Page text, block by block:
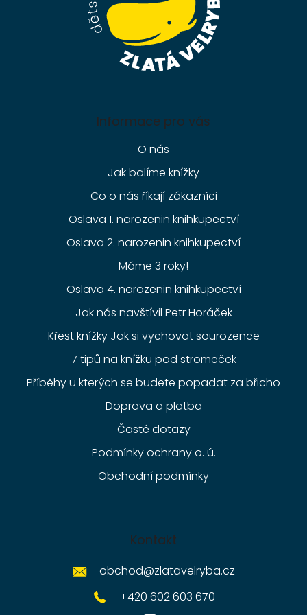
Informace pro vás
O nás
Jak balíme knížky
Co o nás říkají zákazníci
Oslava 1. narozenin knihkupectví
Oslava 2. narozenin knihkupectví
Máme 3 roky!
Oslava 4. narozenin knihkupectví
Jak nás navštívil Petr Horáček
Křest knížky Jak si vychovat sourozence
7 tipů na knížku pod stromeček
Příběhy u kterých se budete popadat za břicho
Doprava a platba
Časté dotazy
Podmínky ochrany o. ú.
Obchodní podmínky
Kontakt
obchod@zlatavelryba.cz
+420 602 603 670